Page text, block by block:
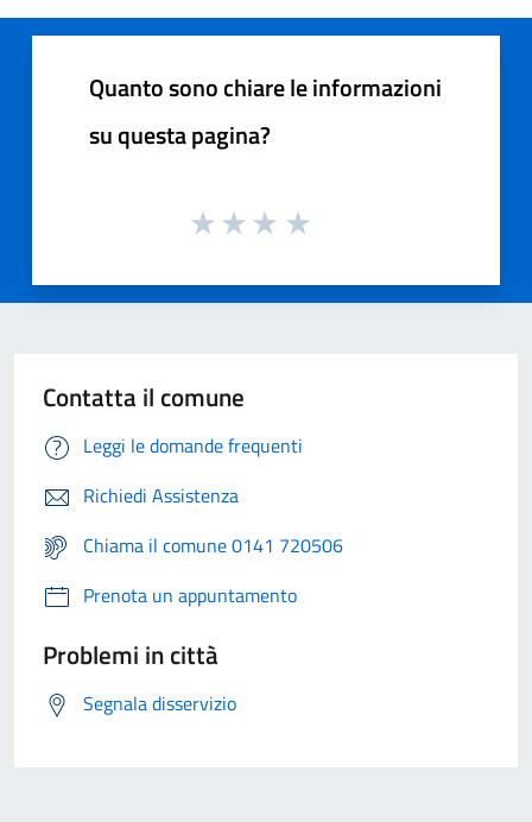
Quanto sono chiare le informazioni
su questa pagina?
Contatta il comune
Leggi le domande frequenti
Richiedi Assistenza
Chiama il comune 0141 720506
Prenota un appuntamento
Problemi in città
Segnala disservizio